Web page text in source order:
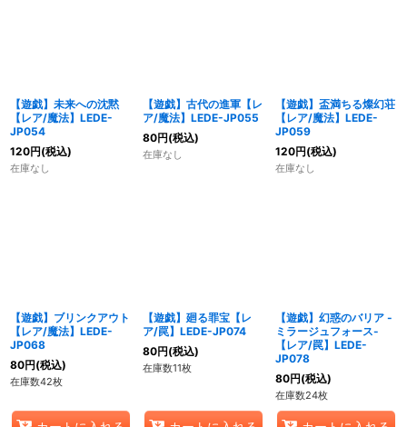
【遊戯】未来への沈黙
【レア/魔法】LEDE-
JP054
120円(税込)
在庫なし
【遊戯】古代の進軍【レ
ア/魔法】LEDE-JP055
80円(税込)
在庫なし
【遊戯】盃満ちる燦幻荘
【レア/魔法】LEDE-
JP059
120円(税込)
在庫なし
【遊戯】ブリンクアウト
【レア/魔法】LEDE-
JP068
80円(税込)
在庫数42枚
【遊戯】廻る罪宝【レ
ア/罠】LEDE-JP074
80円(税込)
在庫数11枚
【遊戯】幻惑のバリア -
ミラージュフォース-
【レア/罠】LEDE-
JP078
80円(税込)
在庫数24枚